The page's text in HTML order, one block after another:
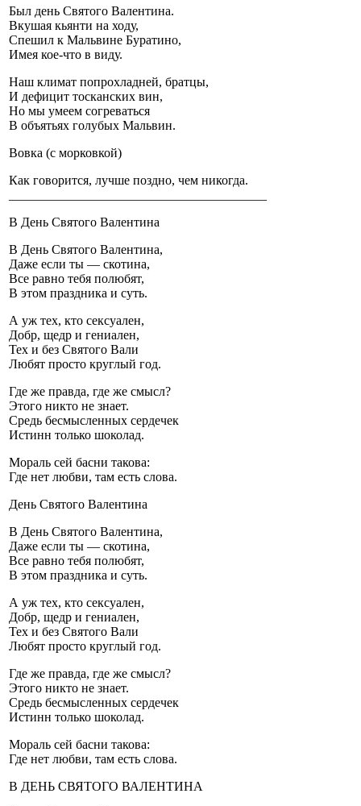
Был день Святого Валентина.
Вкушая кьянти на ходу,
Спешил к Мальвине Буратино,
Имея кое-что в виду.
Наш климат попрохладней, братцы,
И дефицит тосканских вин,
Но мы умеем согреваться
В объятьях голубых Мальвин.
Вовка (с морковкой)
Как говорится, лучше поздно, чем никогда.
В День Святого Валентина
В День Святого Валентина,
Даже если ты — скотина,
Все равно тебя полюбят,
В этом праздника и суть.
А уж тех, кто сексуален,
Добр, щедр и гениален,
Тех и без Святого Вали
Любят просто круглый год.
Где же правда, где же смысл?
Этого никто не знает.
Средь бесмысленных сердечек
Истинн только шоколад.
Мораль сей басни такова:
Где нет любви, там есть слова.
День Святого Валентина
В День Святого Валентина,
Даже если ты — скотина,
Все равно тебя полюбят,
В этом праздника и суть.
А уж тех, кто сексуален,
Добр, щедр и гениален,
Тех и без Святого Вали
Любят просто круглый год.
Где же правда, где же смысл?
Этого никто не знает.
Средь бесмысленных сердечек
Истинн только шоколад.
Мораль сей басни такова:
Где нет любви, там есть слова.
В ДЕНЬ СВЯТОГО ВАЛЕНТИНА